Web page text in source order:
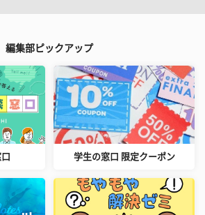
編集部ピックアップ
学生の窓口 限定クーポン